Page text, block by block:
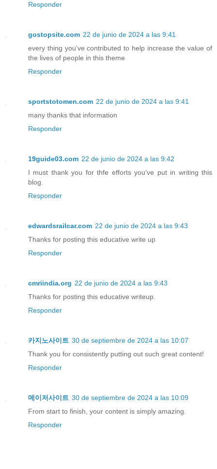
Responder
gostopsite.com 22 de junio de 2024 a las 9:41
every thing you’ve contributed to help increase the value of
the lives of people in this theme
Responder
sportstotomen.com 22 de junio de 2024 a las 9:41
many thanks that information
Responder
19guide03.com 22 de junio de 2024 a las 9:42
I must thank you for thfe efforts you’ve put in writing this
blog.
Responder
edwardsrailcar.com 22 de junio de 2024 a las 9:43
Thanks for posting this educative write up
Responder
cmriindia.org 22 de junio de 2024 a las 9:43
Thanks for posting this educative writeup.
Responder
카지노사이트 30 de septiembre de 2024 a las 10:07
Thank you for consistently putting out such great content!
Responder
메이저사이트 30 de septiembre de 2024 a las 10:09
From start to finish, your content is simply amazing.
Responder